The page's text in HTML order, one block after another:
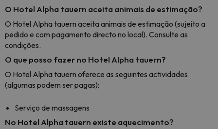
O Hotel Alpha tauern aceita animais de estimação?
O Hotel Alpha tauern aceita animais de estimação (sujeito a
pedido e com pagamento directo no local). Consulte as
condições.
O que posso fazer no Hotel Alpha tauern?
O Hotel Alpha tauern oferece as seguintes actividades
(algumas podem ser pagas):
Serviço de massagens
No Hotel Alpha tauern existe aquecimento?